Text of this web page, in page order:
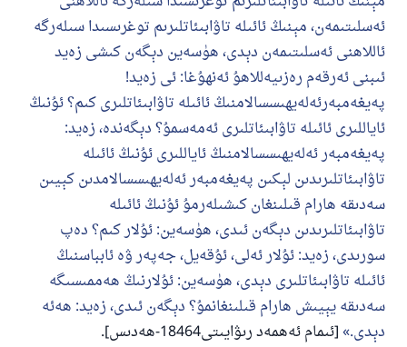
ئەسلىتىمەن، مېنىڭ ئائىلە تاۋابىئاتلىرىم توغرىسىدا سىلەرگە
ئاللاھنى ئەسلىتىمەن دېدى، ھۈسەين دېگەن كىشى زەيد
ئىبنى ئەرقەم رەزىيەللاھۇ ئەنھۇغا: ئى زەيد!
پەيغەمبەرئەلەيھىسسالامنىڭ ئائىلە تاۋابىئاتلىرى كىم؟ ئۇنىڭ
ئاياللىرى ئائىلە تاۋابىئاتلىرى ئەمەسمۇ؟ دېگەندە، زەيد:
پەيغەمبەر ئەلەيھىسسالامنىڭ ئاياللىرى ئۇنىڭ ئائىلە
تاۋابىئاتلىرىدىن لېكىن پەيغەمبەر ئەلەيھىسسالامدىن كېيىن
سەدىقە ھارام قىلىنغان كىشىلەرمۇ ئۇنىڭ ئائىلە
تاۋابىئاتلىرىدىن دېگەن ئىدى، ھۈسەين: ئۇلار كىم؟ دەپ
سورىدى، زەيد: ئۇلار ئەلى، ئۇقەيل، جەپەر ۋە ئابباسنىڭ
ئائىلە تاۋابىئاتلىرى دېدى، ھۈسەين: ئۇلارنىڭ ھەممىسىگە
سەدىقە يېيىش ھارام قىلىنغانمۇ؟ دېگەن ئىدى، زەيد: ھەئە
دېدى. [ئىمام ئەھمەد رىۋايىتى18464-ھەدىس].